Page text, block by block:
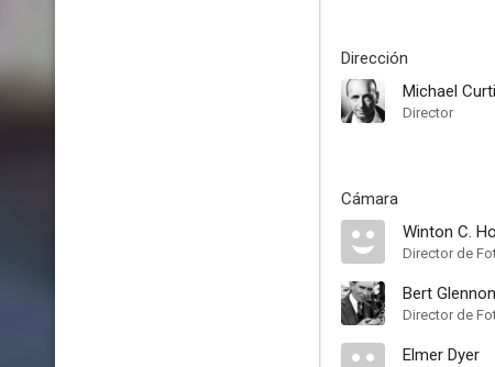
Dirección
Michael
Director
Cámara
Winton C.
Director de
Bert Glennon
Director de
Elmer Dyer